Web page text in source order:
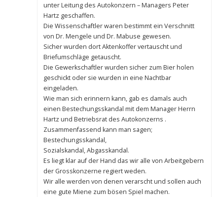
unter Leitung des Autokonzern – Managers Peter
Hartz geschaffen.
Die Wissenschaftler waren bestimmt ein Verschnitt
von Dr. Mengele und Dr. Mabuse gewesen.
Sicher wurden dort Aktenkoffer vertauscht und
Briefumschläge getauscht.
Die Gewerkschaftler wurden sicher zum Bier holen
geschickt oder sie wurden in eine Nachtbar
eingeladen.
Wie man sich erinnern kann, gab es damals auch
einen Bestechungsskandal mit dem Manager Herrn
Hartz und Betriebsrat des Autokonzerns .
Zusammenfassend kann man sagen;
Bestechungsskandal,
Sozialskandal, Abgasskandal.
Es liegt klar auf der Hand das wir alle von Arbeitgebern
der Grosskonzerne regiert weden.
Wir alle werden von denen verarscht und sollen auch
eine gute Miene zum bösen Spiel machen.